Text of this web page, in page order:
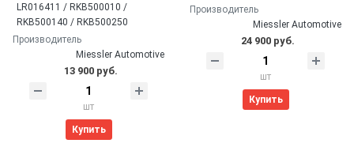
LR016411 / RKB500010 /
RKB500140 / RKB500250
Производитель
Miessler Automotive
13 900 руб.
шт
Купить
Производитель
Miessler Automotive
24 900 руб.
шт
Купить